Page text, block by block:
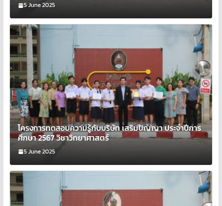
5 June 2025
โครงการทดสอบความรู้กับบริษัท เสริมปัญญา ประจำปีการ
ศึกษา 2567 วิชาวิทยาศาสตร์
5 June 2025